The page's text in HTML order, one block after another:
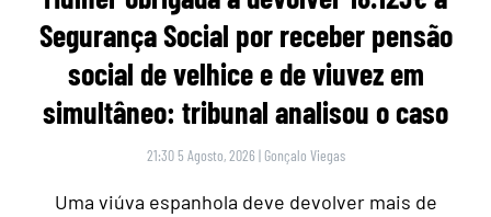
Segurança Social por receber pensão
social de velhice e de viuvez em
simultâneo: tribunal analisou o caso
21:30 5 Agosto, 2026 | Gonçalo Viegas
Uma viúva espanhola deve devolver mais de